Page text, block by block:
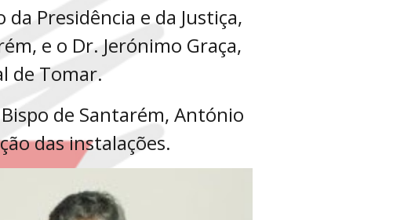
Presidência e da Justiça,
e o Dr. Jerónimo Graça,
de Tomar.
de Santarém, António
das instalações.